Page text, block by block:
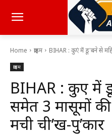
Home क्राइम BIHAR : कुएं में डू'बने से
क्राइम
BIHAR : कुएं में
समेत 3 मासूमों
मची ची’ख-पु’कार